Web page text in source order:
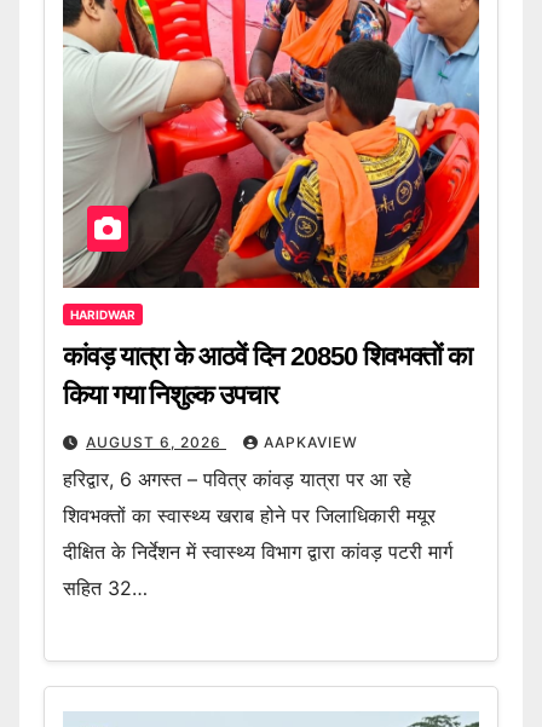
HARIDWAR
कांवड़ यात्रा के आठवें दिन 20850 शिवभक्तों का
किया गया निशुल्क उपचार
AUGUST 6, 2026 AAPKAVIEW
हरिद्वार, 6 अगस्त – पवित्र कांवड़ यात्रा पर आ रहे
शिवभक्तों का स्वास्थ्य खराब होने पर जिलाधिकारी मयूर
दीक्षित के निर्देशन में स्वास्थ्य विभाग द्वारा कांवड़ पटरी मार्ग
सहित 32…